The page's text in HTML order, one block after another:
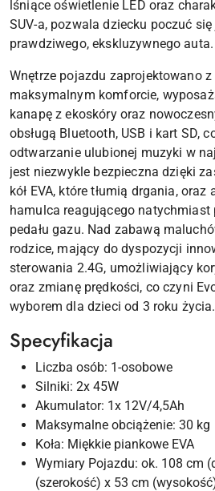
lśniące oświetlenie LED oraz
SUV-a, pozwala dziecku poczuć
prawdziwego, ekskluzywnego auta.
Wnętrze pojazdu zaprojektowano
maksymalnym komforcie,
kanapę z ekoskóry oraz
obsługą Bluetooth, USB i kart SD,
odtwarzanie ulubionej muzyki w
jest niezwykle bezpieczna dzięki
kół EVA, które tłumią drgania,
hamulca reagującego natychmiast
pedału gazu. Nad zabawą
rodzice, mający do dyspozycji
sterowania 2.4G, umożliwiający
oraz zmianę prędkości, co czyni
wyborem dla dzieci od 3 roku życia.
Specyfikacja
Liczba osób: 1-osobowe
Silniki: 2x 45W
Akumulator: 1x 12V/4,5Ah
Maksymalne obciążenie: 30 kg
Koła: Miękkie piankowe EVA
Wymiary Pojazdu: ok. 108 cm
(szerokość) x 53 cm